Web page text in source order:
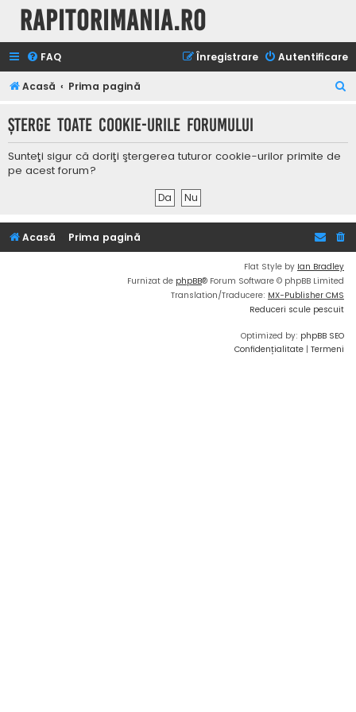
Rapitorimania.ro
FAQ Autentificare
Înregistrare
Acasă Prima pagină
t
Şterge toate cookie-urile forumului
Sunteţi sigur că doriţi ştergerea tuturor cookie-urilor primite de
pe acest forum?
Acasă Prima pagină
Flat Style by Ian Bradley
Furnizat de phpBB® Forum Software © phpBB Limited
Translation/Traducere: MX-Publisher CMS
Reduceri scule pescuit
Optimized by: phpBB SEO
Confidențialitate | Termeni